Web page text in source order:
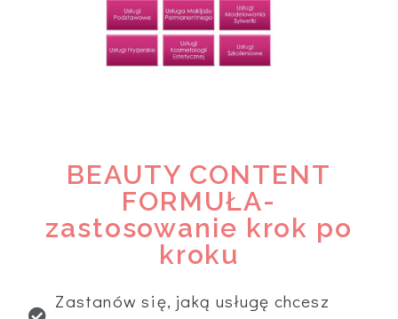
BEAUTY CONTENT
FORMUŁA-
zastosowanie krok po
kroku
Zastanów się, jaką usługę chcesz